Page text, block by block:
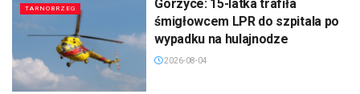
TARNOBRZEG
Gorzyce: 15-latka trafiła
śmigłowcem LPR do szpitala po
wypadku na hulajnodze
2026-08-04